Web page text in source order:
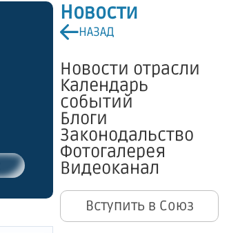
Новости
НАЗАД
Новости отрасли
Календарь
событий
Блоги
Законодальство
Фотогалерея
Видеоканал
Вступить в Союз